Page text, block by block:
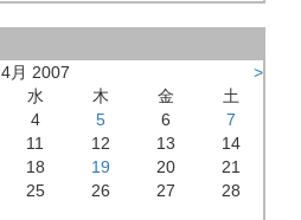
4月 2007
>
水 木 金
土
4 5 6
7
11 12 13
14
18 19 20
21
25 26 27
28